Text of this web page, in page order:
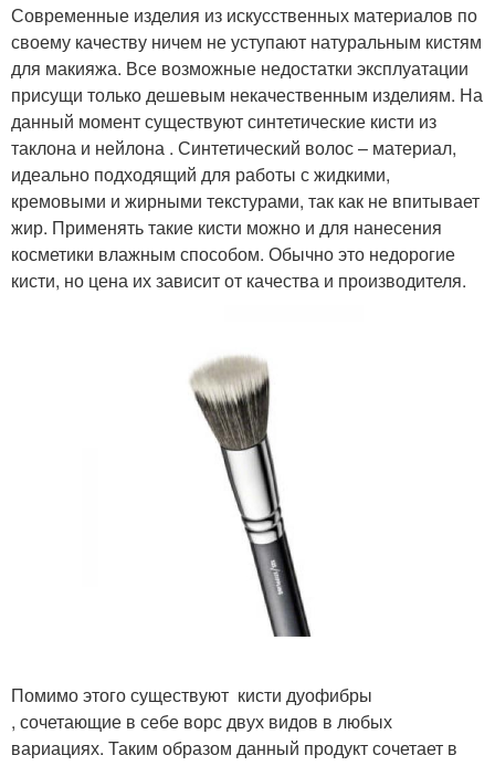
Современные изделия из искусственных материалов по
своему качеству ничем не уступают натуральным кистям
для макияжа. Все возможные недостатки эксплуатации
присущи только дешевым некачественным изделиям. На
данный момент существуют синтетические кисти из
таклона и нейлона . Синтетический волос – материал,
идеально подходящий для работы с жидкими,
кремовыми и жирными текстурами, так как не впитывает
жир. Применять такие кисти можно и для нанесения
косметики влажным способом. Обычно это недорогие
кисти, но цена их зависит от качества и производителя.
Помимо этого существуют кисти дуофибры
, сочетающие в себе ворс двух видов в любых
вариациях. Таким образом данный продукт сочетает в